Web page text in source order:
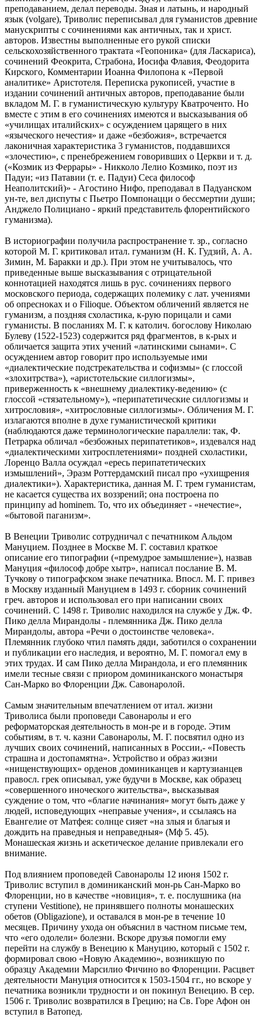
преподаванием, делал переводы. Зная и латынь, и народный
язык (volgare), Триволис переписывал для гуманистов древние
манускрипты с сочинениями как античных, так и христ.
авторов. Известны выполненные его рукой списки
сельскохозяйственного трактата «Геопоника» (для Ласкариса),
сочинений Феокрита, Страбона, Иосифа Флавия, Феодорита
Кирского, Комментарии Иоанна Филопона к «Первой
аналитике» Аристотеля. Переписка рукописей, участие в
издании сочинений античных авторов, преподавание были
вкладом М. Г. в гуманистическую культуру Кватроченто. Но
вместе с этим в его сочинениях имеются и высказывания об
«училищах италийских» с осуждением царящего в них
«языческого нечестия» и даже «безбожия», встречается
лаконичная характеристика 3 гуманистов, поддавшихся
«злочестию», с пренебрежением говоривших о Церкви и т. д.
(«Козмик из Феррары» - Никколо Лелио Козмико, поэт из
Падуи; «из Патавии (т. е. Падуи) Сеса философ
Неаполитский)» - Агостино Нифо, преподавал в Падуанском
ун-те, вел диспуты с Пьетро Помпонацци о бессмертии души;
Анджело Полициано - яркий представитель флорентийского
гуманизма).
В историографии получила распространение т. зр., согласно
которой М. Г. критиковал итал. гуманизм (Н. К. Гудзий, А. А.
Зимин, М. Баракки и др.). При этом не учитывалось, что
приведенные выше высказывания с отрицательной
коннотацией находятся лишь в рус. сочинениях первого
московского периода, содержащих полемику с лат. учениями
об опресноках и о Filioque. Объектом обличений является не
гуманизм, а поздняя схоластика, к-рую порицали и сами
гуманисты. В посланиях М. Г. к католич. богослову Николаю
Булеву (1522-1523) содержится ряд фрагментов, в к-рых и
обличается защита этих учений «латинскими сынами». С
осуждением автор говорит про используемые ими
«диалектические подстрекательства и софизмы» (с глоссой
«злохитрства»), «аристотельские силлогизмы»,
приверженность к «внешнему диалектику-ведению» (с
глоссой «стязательному»), «перипатетические силлогизмы и
хитрословия», «хитрословные силлогизмы». Обличения М. Г.
излагаются вполне в духе гуманистической критики
(наблюдаются даже терминологические параллели: так, Ф.
Петрарка обличал «безбожных перипатетиков», издевался над
«диалектическими хитросплетениями» поздней схоластики,
Лоренцо Валла осуждал «ересь перипатетических
измышлений», Эразм Роттердамский писал про «ухищрения
диалектики»). Характеристика, данная М. Г. трем гуманистам,
не касается существа их воззрений; она построена по
принципу ad hominem. То, что их объединяет - «нечестие»,
«бытовой паганизм».
В Венеции Триволис сотрудничал с печатником Альдом
Мануцием. Позднее в Москве М. Г. составил краткое
описание его типографии («премудрое замышление»), назвав
Мануция «философ добре хытр», написал послание В. М.
Тучкову о типографском знаке печатника. Впосл. М. Г. привез
в Москву изданный Мануцием в 1493 г. сборник сочинений
греч. авторов и использовал его при написании своих
сочинений. С 1498 г. Триволис находился на службе у Дж. Ф.
Пико делла Мирандолы - племянника Дж. Пико делла
Мирандолы, автора «Речи о достоинстве человека».
Племянник глубоко чтил память дяди, заботился о сохранении
и публикации его наследия, и вероятно, М. Г. помогал ему в
этих трудах. И сам Пико делла Мирандола, и его племянник
имели тесные связи с приором доминиканского монастыря
Сан-Марко во Флоренции Дж. Савонаролой.
Самым значительным впечатлением от итал. жизни
Триволиса были проповеди Савонаролы и его
реформаторская деятельность в мон-ре и в городе. Этим
событиям, в т. ч. казни Савонаролы, М. Г. посвятил одно из
лучших своих сочинений, написанных в России,- «Повесть
страшна и достопамятна». Устройство и образ жизни
«нищенствующих» орденов доминиканцев и картузианцев
правосл. грек описывал, уже будучи в Москве, как образец
«совершенного иноческого жительства», высказывая
суждение о том, что «благие начинания» могут быть даже у
людей, исповедующих «неправые учения», и ссылаясь на
Евангелие от Матфея: солнце сияет «на злыя и благыя и
дождить на праведныя и неправедныя» (Мф 5. 45).
Монашеская жизнь и аскетическое делание привлекали его
внимание.
Под влиянием проповедей Савонаролы 12 июня 1502 г.
Триволис вступил в доминиканский мон-рь Сан-Марко во
Флоренции, но в качестве «новиция», т. е. послушника (на
ступени Vestitionе), не принявшего полноты монашеских
обетов (Obligazione), и оставался в мон-ре в течение 10
месяцев. Причину ухода он объяснил в частном письме тем,
что «его одолели» болезни. Вскоре друзья помогли ему
перейти на службу в Венецию к Мануцию, который с 1502 г.
формировал свою «Новую Академию», возникшую по
образцу Академии Марсилио Фичино во Флоренции. Расцвет
деятельности Мануция относится к 1503-1504 гг., но вскоре у
печатника возникли трудности и он покинул Венецию. В сер.
1506 г. Триволис возвратился в Грецию; на Св. Горе Афон он
вступил в Ватопед.